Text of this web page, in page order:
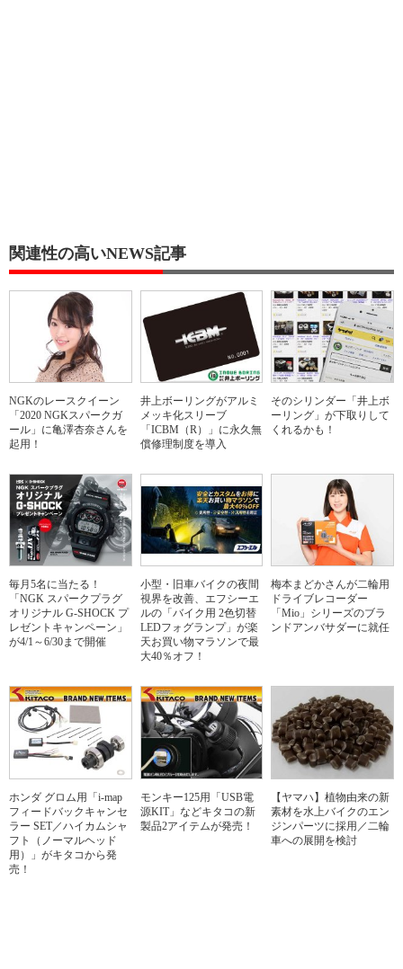
関連性の高いNEWS記事
NGKのレースクイーン
「2020 NGKスパークガ
ール」に亀澤杏奈さんを
起用！
井上ボーリングがアルミ
メッキ化スリーブ
「ICBM（R）」に永久無
償修理制度を導入
そのシリンダー「井上ボ
ーリング」が下取りして
くれるかも！
毎月5名に当たる！
「NGK スパークプラグ
オリジナル G-SHOCK プ
レゼントキャンペーン」
が4/1～6/30まで開催
小型・旧車バイクの夜間
視界を改善、エフシーエ
ルの「バイク用 2色切替
LEDフォグランプ」が楽
天お買い物マラソンで最
大40％オフ！
梅本まどかさんが二輪用
ドライブレコーダー
「Mio」シリーズのブラ
ンドアンバサダーに就任
ホンダ グロム用「i-map
フィードバックキャンセ
ラー SET／ハイカムシャ
フト（ノーマルヘッド
用）」がキタコから発
売！
モンキー125用「USB電
源KIT」などキタコの新
製品2アイテムが発売！
【ヤマハ】植物由来の新
素材を水上バイクのエン
ジンパーツに採用／二輪
車への展開を検討